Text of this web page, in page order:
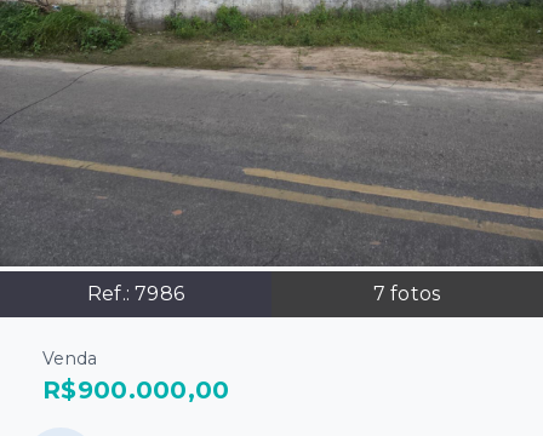
Ref.: 7986 7 fotos
Venda
R$900.000,00